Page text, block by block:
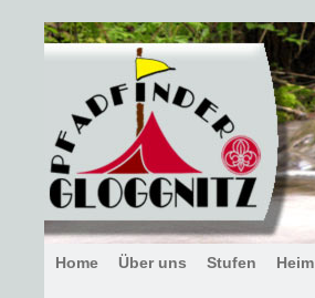
Home Über uns Stufen Heim